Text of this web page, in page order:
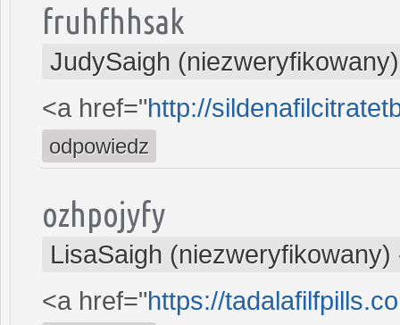
fruhfhhsak
JudySaigh (niezweryfikowany)
<a href="http://
odpowiedz
ozhpojyfy
LisaSaigh (niezweryfikowany)
<a href="https://